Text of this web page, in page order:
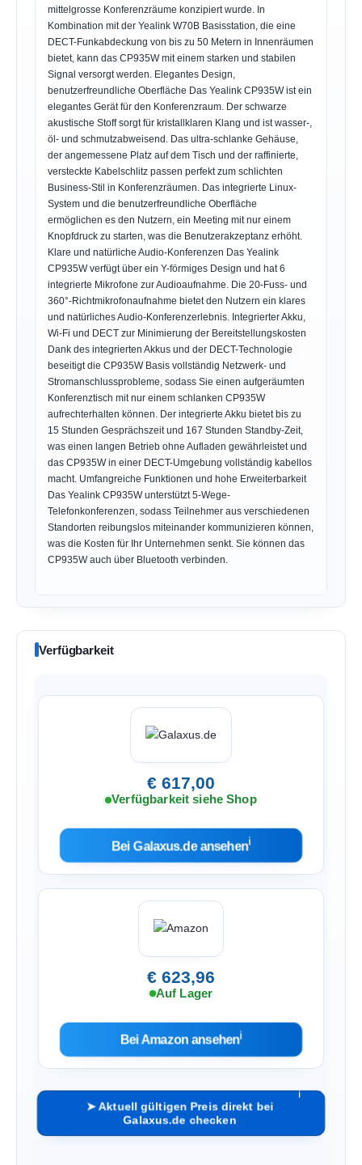
mittelgrosse Konferenzräume konzipiert wurde. In
Kombination mit der Yealink W70B Basisstation, die eine
DECT-Funkabdeckung von bis zu 50 Metern in Innenräumen
bietet, kann das CP935W mit einem starken und stabilen
Signal versorgt werden. Elegantes Design,
benutzerfreundliche Oberfläche Das Yealink CP935W ist ein
elegantes Gerät für den Konferenzraum. Der schwarze
akustische Stoff sorgt für kristallklaren Klang und ist wasser-,
öl- und schmutzabweisend. Das ultra-schlanke Gehäuse,
der angemessene Platz auf dem Tisch und der raffinierte,
versteckte Kabelschlitz passen perfekt zum schlichten
Business-Stil in Konferenzräumen. Das integrierte Linux-
System und die benutzerfreundliche Oberfläche
ermöglichen es den Nutzern, ein Meeting mit nur einem
Knopfdruck zu starten, was die Benutzerakzeptanz erhöht.
Klare und natürliche Audio-Konferenzen Das Yealink
CP935W verfügt über ein Y-förmiges Design und hat 6
integrierte Mikrofone zur Audioaufnahme. Die 20-Fuss- und
360°-Richtmikrofonaufnahme bietet den Nutzern ein klares
und natürliches Audio-Konferenzerlebnis. Integrierter Akku,
Wi-Fi und DECT zur Minimierung der Bereitstellungskosten
Dank des integrierten Akkus und der DECT-Technologie
beseitigt die CP935W Basis vollständig Netzwerk- und
Stromanschlussprobleme, sodass Sie einen aufgeräumten
Konferenztisch mit nur einem schlanken CP935W
aufrechterhalten können. Der integrierte Akku bietet bis zu
15 Stunden Gesprächszeit und 167 Stunden Standby-Zeit,
was einen langen Betrieb ohne Aufladen gewährleistet und
das CP935W in einer DECT-Umgebung vollständig kabellos
macht. Umfangreiche Funktionen und hohe Erweiterbarkeit
Das Yealink CP935W unterstützt 5-Wege-
Telefonkonferenzen, sodass Teilnehmer aus verschiedenen
Standorten reibungslos miteinander kommunizieren können,
was die Kosten für Ihr Unternehmen senkt. Sie können das
CP935W auch über Bluetooth verbinden.
Verfügbarkeit
€ 617,00
Verfügbarkeit siehe Shop
Bei Galaxus.de ansehenℹ︎
€ 623,96
Auf Lager
Bei Amazon ansehenℹ︎
➤ Aktuell gültigen Preis direkt bei
Galaxus.de checken
ℹ︎